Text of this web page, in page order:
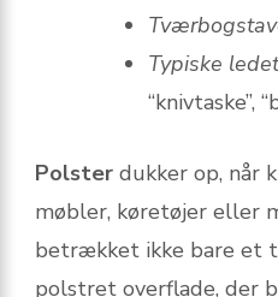
Typiske
“knivtaske”,
Polster dukker op, når
møbler, køretøjer eller
betrækket ikke bare et
polstret overflade, der